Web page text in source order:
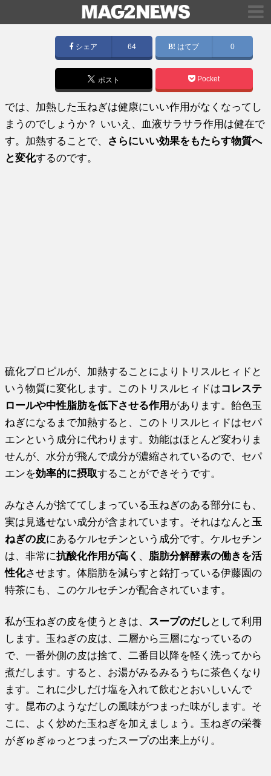
シェア 64 はてブ 0
ポスト Pocket
では、加熱した玉ねぎは健康にいい作用がなくなってし
まうのでしょうか？ いいえ、血液サラサラ作用は健在で
す。加熱することで、 さらにいい効果をもたらす物質へ
と変化するのです。
硫化プロピルが、加熱することによりトリスルヒィドと
いう物質に変化します。このトリスルヒィドはコレステ
ロールや中性脂肪を低下させる作用 があります。飴色玉
ねぎになるまで加熱すると、このトリスルヒィドはセパ
エンという成分に代わります。効能はほとんど変わりま
せんが、水分が飛んで成分が濃縮されているので、セパ
エンを効率的に摂取することができそうです。
みなさんが捨ててしまっている玉ねぎのある部分にも、
実は見逃せない成分が含まれています。それはなんと 玉
ねぎの皮にあるケルセチンという成分です。ケルセチン
は、非常に抗酸化作用が高く 、 脂肪分解酵素の働きを活
性化させます。体脂肪を減らすと銘打っている伊藤園の
特茶にも、このケルセチンが配合されています。
私が玉ねぎの皮を使うときは、 スープのだし として利用
します。玉ねぎの皮は、二層から三層になっているの
で、一番外側の皮は捨て、二番目以降を軽く洗ってから
煮だします。すると、お湯がみるみるうちに茶色くなり
ます。これに少しだけ塩を入れて飲むとおいしいんで
す。昆布のようなだしの風味がつまった味がします。そ
こに、よく炒めた玉ねぎを加えましょう。玉ねぎの栄養
がぎゅぎゅっとつまったスープの出来上がり。